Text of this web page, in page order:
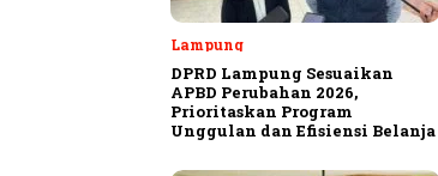
Lampung
DPRD Lampung Sesuaikan
APBD Perubahan 2026,
Prioritaskan Program
Unggulan dan Efisiensi Belanja